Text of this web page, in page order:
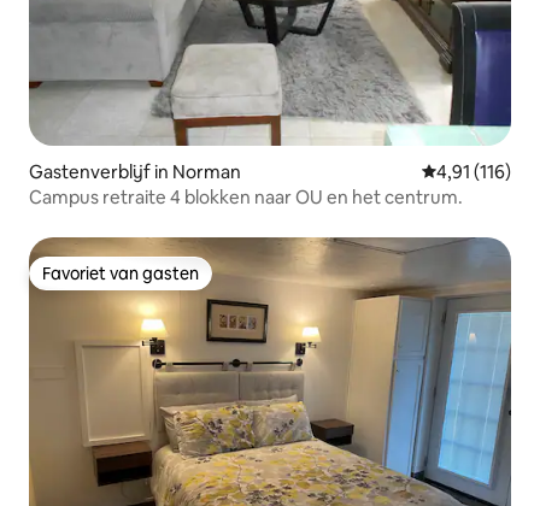
Gastenverblijf in Norman Gemiddelde
4,91 (116)
Campus retraite 4 blokken naar OU en het centrum.
Favoriet van gasten
Favoriet van gasten